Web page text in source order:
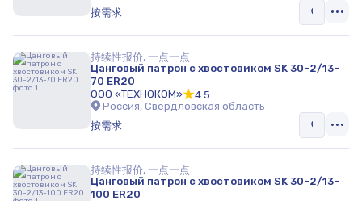
按需求
持续性报价, 一点一点
Цанговый патрон с хвостовиком SK 30-2/13-
70 ER20
ООО «ТЕХНОКОМ»
4.5
Россия, Свердловская область
按需求
持续性报价, 一点一点
Цанговый патрон с хвостовиком SK 30-2/13-
100 ER20